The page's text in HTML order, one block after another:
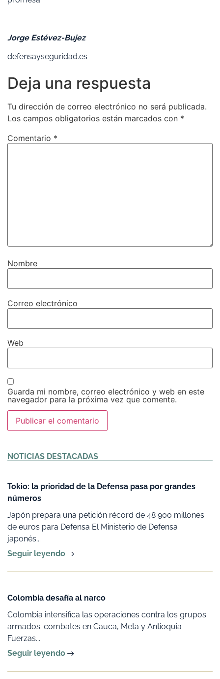
Jorge Estévez-Bujez
defensayseguridad.es
Deja una respuesta
Tu dirección de correo electrónico no será publicada.
Los campos obligatorios están marcados con *
Comentario *
Nombre
Correo electrónico
Web
Guarda mi nombre, correo electrónico y web en este
navegador para la próxima vez que comente.
NOTICIAS DESTACADAS
Tokio: la prioridad de la Defensa pasa por grandes
números
Japón prepara una petición récord de 48 900 millones
de euros para Defensa El Ministerio de Defensa
japonés...
Seguir leyendo
Colombia desafía al narco
Colombia intensifica las operaciones contra los grupos
armados: combates en Cauca, Meta y Antioquia
Fuerzas...
Seguir leyendo